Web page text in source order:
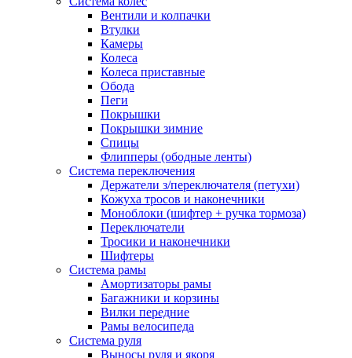
Вентили и колпачки
Втулки
Камеры
Колеса
Колеса приставные
Обода
Пеги
Покрышки
Покрышки зимние
Спицы
Флипперы (ободные ленты)
Система переключения
Держатели з/переключателя (петухи)
Кожуха тросов и наконечники
Моноблоки (шифтер + ручка тормоза)
Переключатели
Тросики и наконечники
Шифтеры
Система рамы
Амортизаторы рамы
Багажники и корзины
Вилки передние
Рамы велосипеда
Система руля
Выносы руля и якоря